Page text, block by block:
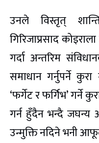
उनले विस्तृत्
गिरिजाप्रसाद
गर्दा अन्तरिम
समाधान गर्नुपर्ने
‘फर्गेट र फर्गिभ’
गर्न हुँदैन भन्दै जघन्य
उन्मुक्ति नदिने भनी